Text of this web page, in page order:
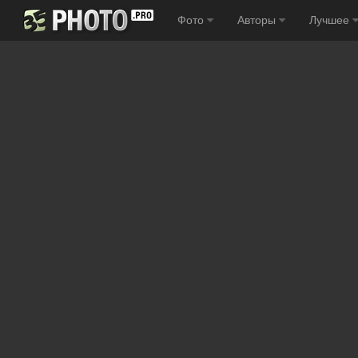
Фото Авторы Лучшее